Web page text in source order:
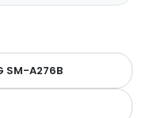
SM-A276B